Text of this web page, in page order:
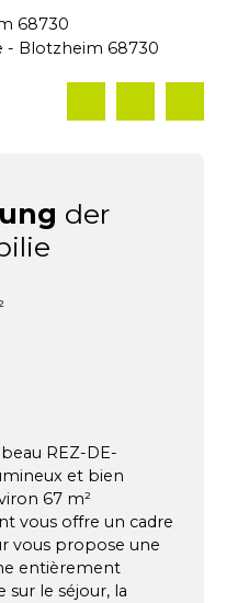
68730
- Blotzheim 68730
der
REZ-DE-
et bien
67 m²
vous offre un cadre
vous propose une
entièrement
sur le séjour, la